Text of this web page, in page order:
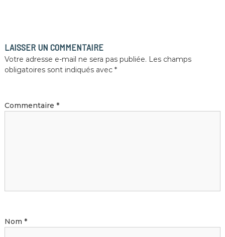
LAISSER UN COMMENTAIRE
Votre adresse e-mail ne sera pas publiée. Les champs
obligatoires sont indiqués avec *
Commentaire *
Nom *